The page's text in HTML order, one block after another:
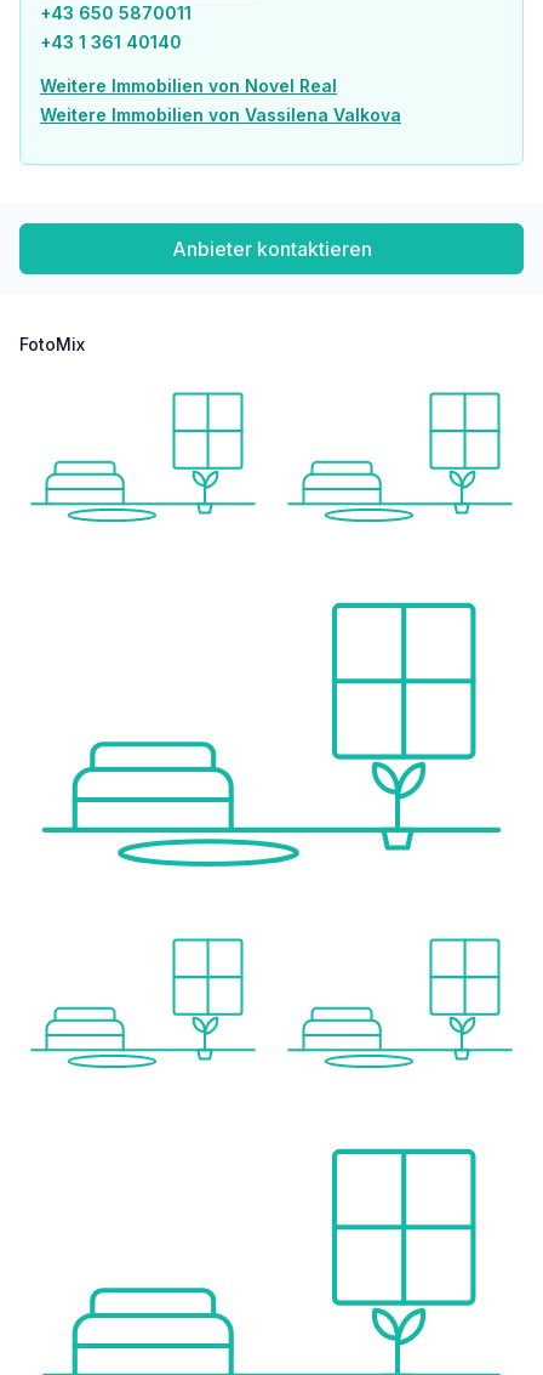
Einkaufszentrum <2.500m
Geldautomat <500m
Bank <1.000m
Polizei <1.000m
Bus <500m
Straßenbahn <500m
+43 650 5870011
+43 1 361 40140
Weitere Immobilien von Novel Real
Weitere Immobilien von Vassilena Valkova
Anbieter kontaktieren
FotoMix